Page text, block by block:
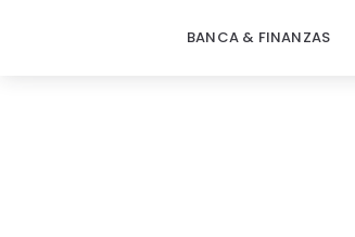
BANCA & FINANZAS